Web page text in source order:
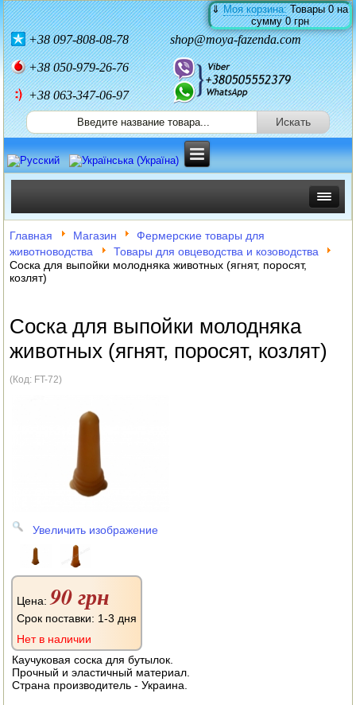
⇓Моя корзина:Товары0на
сумму0 грн
+38097-808-08-78 shop@moya-fazenda.com
+38050-979-26-76
+38 063-347-06-97
ИНКУБАТОРЫ
ЗЕРНОДРОБИЛКИ
СОЛОМОРЕЗКИ
АВТОКЛАВЫ
НАВЕСНОЕ ДЛЯ МОТОБЛОКОВ
СЕПАРАТОРЫ И МАСЛОБОЙКИ
СЫРОВАРНИ
ШИНКОВКИ
ДЛЯ ДОМА И САДА
ОБОГРЕВАТЕЛИ
ГАЗОВЫЕ БАЛЛОНЫ
НАСТОЛЬНЫЕ ПЛИТЫ
Главная Магазин
Фермерские товары для
животноводства
Товары для овцеводства и козоводства
Соска для выпойки молодняка животных (ягнят, поросят,
козлят)
Соска для выпойки молодняка
животных (ягнят, поросят, козлят)
(Код: FT-72)
Увеличить изображение
Цена: 90 грн
Срок поставки: 1-3 дня
Нет в наличии
Каучуковая соска для бутылок.
Прочный и эластичный материал.
Страна производитель - Украина.